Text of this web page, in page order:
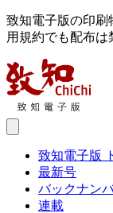
致知電子版の印刷
用規約でも配布は
致知電子版
最新号
バックナン
連載